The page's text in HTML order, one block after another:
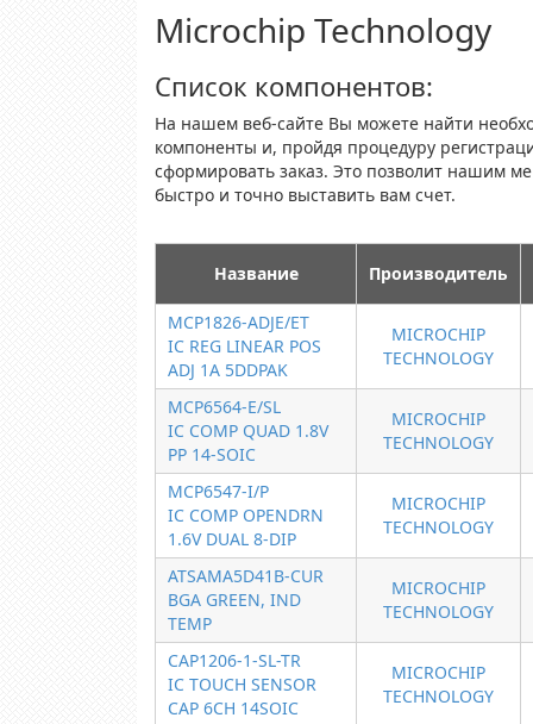
Microchip Technology
Список компонентов:
На нашем веб-сайте Вы можете найти
компоненты и, пройдя процедуру
сформировать заказ. Это позволит нашим
быстро и точно выставить вам счет.
Название Производитель
MCP1826-ADJE/ET
IC REG LINEAR POS
ADJ 1A 5DDPAK
MICROCHIP
TECHNOLOGY
MCP6564-E/SL
IC COMP QUAD 1.8V
PP 14-SOIC
MICROCHIP
TECHNOLOGY
MCP6547-I/P
IC COMP OPENDRN
1.6V DUAL 8-DIP
MICROCHIP
TECHNOLOGY
ATSAMA5D41B-CUR
BGA GREEN, IND
TEMP
MICROCHIP
TECHNOLOGY
CAP1206-1-SL-TR
IC TOUCH SENSOR
CAP 6CH 14SOIC
MICROCHIP
TECHNOLOGY